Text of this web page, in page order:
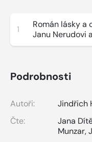
1
Román lásky a
Janu Nerudovi
Podrobnosti
Autoři:
Jindřich
Čte:
Jana
Munzar,